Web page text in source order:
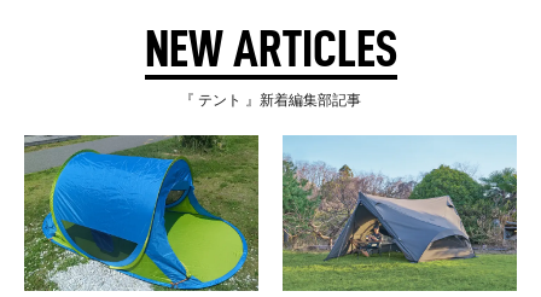
NEW ARTICLES
『 テント 』新着編集部記事